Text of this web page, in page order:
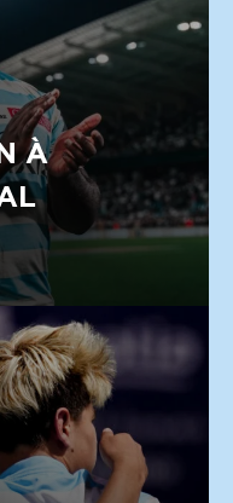
À